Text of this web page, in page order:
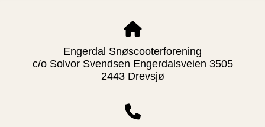
Engerdal Snøscooterforening
c/o Solvor Svendsen Engerdalsveien 3505
2443 Drevsjø